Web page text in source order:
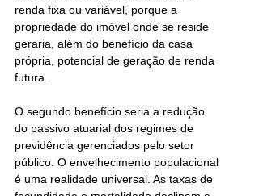
renda fixa ou variável, porque a
propriedade do imóvel onde se reside
geraria, além do benefício da casa
própria, potencial de geração de renda
futura.
O segundo benefício seria a redução
do passivo atuarial dos regimes de
previdência gerenciados pelo setor
público. O envelhecimento populacional
é uma realidade universal. As taxas de